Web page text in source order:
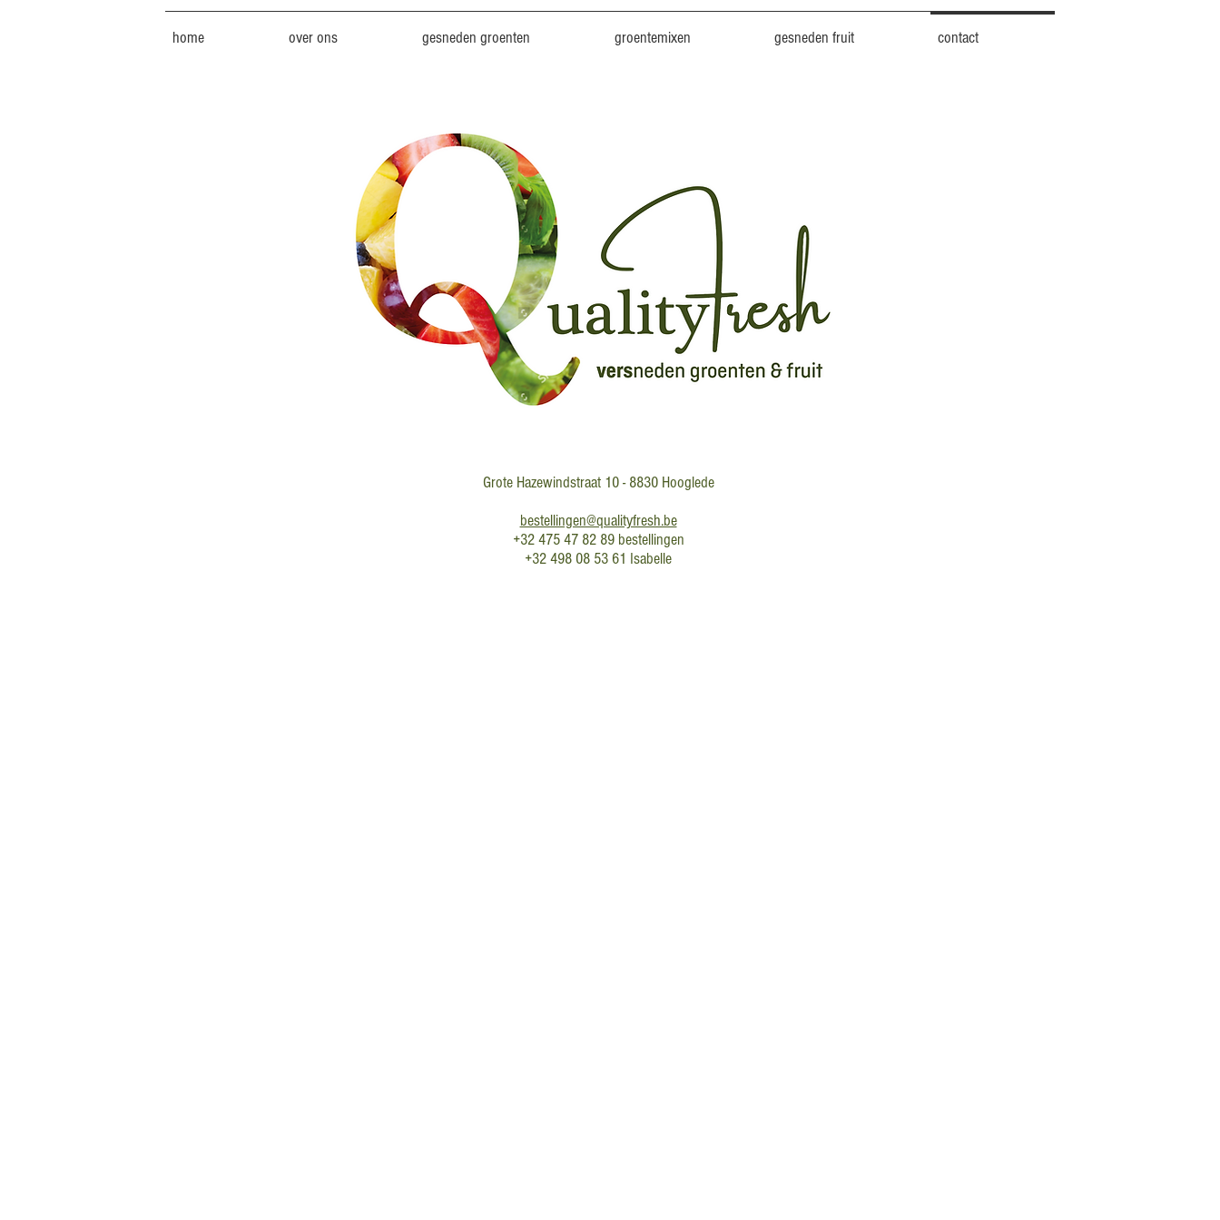
home over ons gesneden groenten groentemixen gesneden fruit contact
Grote Hazewindstraat 10 - 8830 Hooglede
bestellingen@qualityfresh.be
+32 475 47 82 89 bestellingen
+32 498 08 53 61 Isabelle